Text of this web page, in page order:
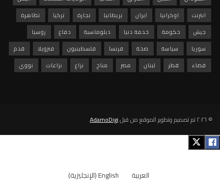
انترنت
اوكرانيا ايران بريطانيا تجارة تركيا
تظاهرة
جيش
حكومة خدمة دنيا دبلوماسية دفاع
روسيا
سوريا
سياسة صحة فرنسا فلسطينيون فنزويلا
قدم
قضاء
قطر لبنان مصر مناخ نزاع نزاعات نووي
© ٢٠٢٦ تم تصميم وتطوير الموقع من قبل AdamoDigi
.
العربية English
(الإنجليزية)